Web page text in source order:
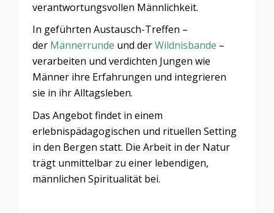
verantwortungsvollen Männlichkeit.
In geführten Austausch-Treffen –
der Männerrunde und derWildnisbande –
verarbeiten und verdichten Jungen wie
Männer ihre Erfahrungen und integrieren
sie in ihr Alltagsleben.
​Das Angebot findet in einem
erlebnispädagogischen und rituellen Setting
in den Bergen statt. Die Arbeit in der Natur
trägt unmittelbar zu einer lebendigen,
männlichen Spiritualität bei.